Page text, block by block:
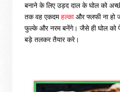
बनाने के लिए उड़द दाल के घोल को
तक वह एकदमहल्काऔर फ्लफी ना हो
फुल्के और नरम बनेंगे। जैसे ही घोल को
बड़े तलकर तैयार करे।